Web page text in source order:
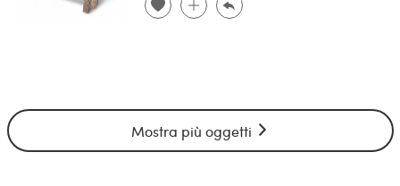
Mostra più oggetti